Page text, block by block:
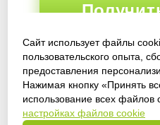
Сайт использует файлы
пользовательского опыта,
предоставления
Нажимая кнопку «Принять
использование всех файлов
настройках файлов cookie